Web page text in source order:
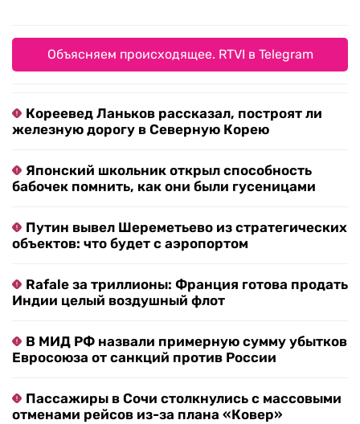
Объясняем происходящее. RTVI в Telegram
Кореевед Ланьков рассказал, построят ли
железную дорогу в Северную Корею
Японский школьник открыл способность
бабочек помнить, как они были гусеницами
Путин вывел Шереметьево из стратегических
объектов: что будет с аэропортом
Rafale за триллионы: Франция готова продать
Индии целый воздушный флот
В МИД РФ назвали примерную сумму убытков
Евросоюза от санкций против России
Пассажиры в Сочи столкнулись с массовыми
отменами рейсов из-за плана «Ковер»